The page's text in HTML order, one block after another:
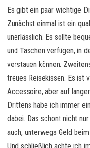
Es gibt ein paar wichtige
Zunächst einmal ist ein
unerlässlich. Es sollte
und Taschen verfügen, in
verstauen können.
treues Reisekissen. Es ist
Accessoire, aber auf
Drittens habe ich immer
dabei. Das schont nicht
auch, unterwegs Geld
Und schließlich achte ich